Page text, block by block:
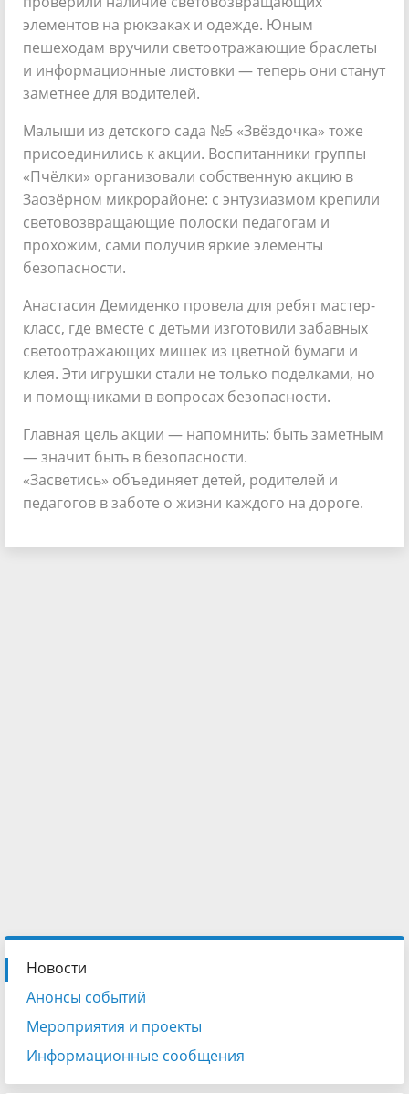
элементов на рюкзаках и одежде. Юным
пешеходам вручили светоотражающие браслеты
и информационные листовки — теперь они станут
заметнее для водителей.
Малыши из детского сада №5 «Звёздочка» тоже
присоединились к акции. Воспитанники группы
«Пчёлки» организовали собственную акцию в
Заозёрном микрорайоне: с энтузиазмом крепили
световозвращающие полоски педагогам и
прохожим, сами получив яркие элементы
безопасности.
Анастасия Демиденко провела для ребят мастер-
класс, где вместе с детьми изготовили забавных
светоотражающих мишек из цветной бумаги и
клея. Эти игрушки стали не только поделками, но
и помощниками в вопросах безопасности.
Главная цель акции — напомнить: быть заметным
— значит быть в безопасности.
«Засветись» объединяет детей, родителей и
педагогов в заботе о жизни каждого на дороге.
Новости
Анонсы событий
Мероприятия и проекты
Информационные сообщения